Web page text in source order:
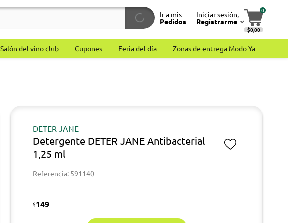
Ir a mis
Pedidos
Iniciar sesión,
Registrarme
0
$0,00
Salón del vino club Cupones Feria del día Zonas de entrega Modo Ya
DETER JANE
Detergente DETER JANE Antibacterial
1,25 ml
Referencia: 591140
$149